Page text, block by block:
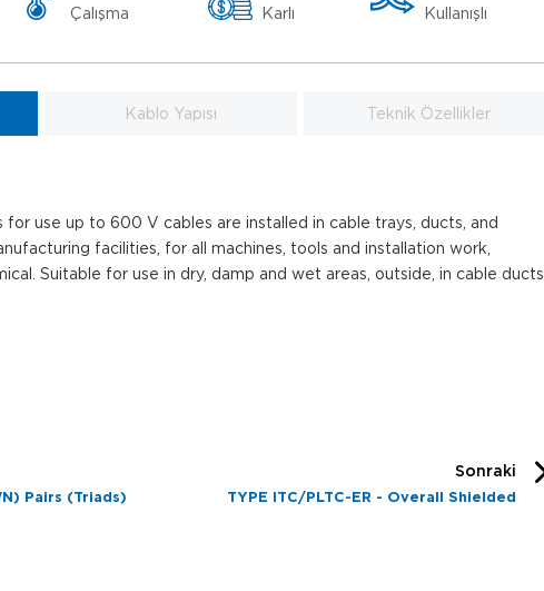
Çalışma
Karlı
Kullanışlı
Kablo Yapısı Teknik Özellikler
use up to 600 V cables are installed in cable trays, ducts, and
facilities, for all machines, tools and installation work,
Suitable for use in dry, damp and wet areas, outside, in cable ducts,
trays.
Pairs (Triads)
Sonraki
TYPE ITC/PLTC-ER - Overall Shielded